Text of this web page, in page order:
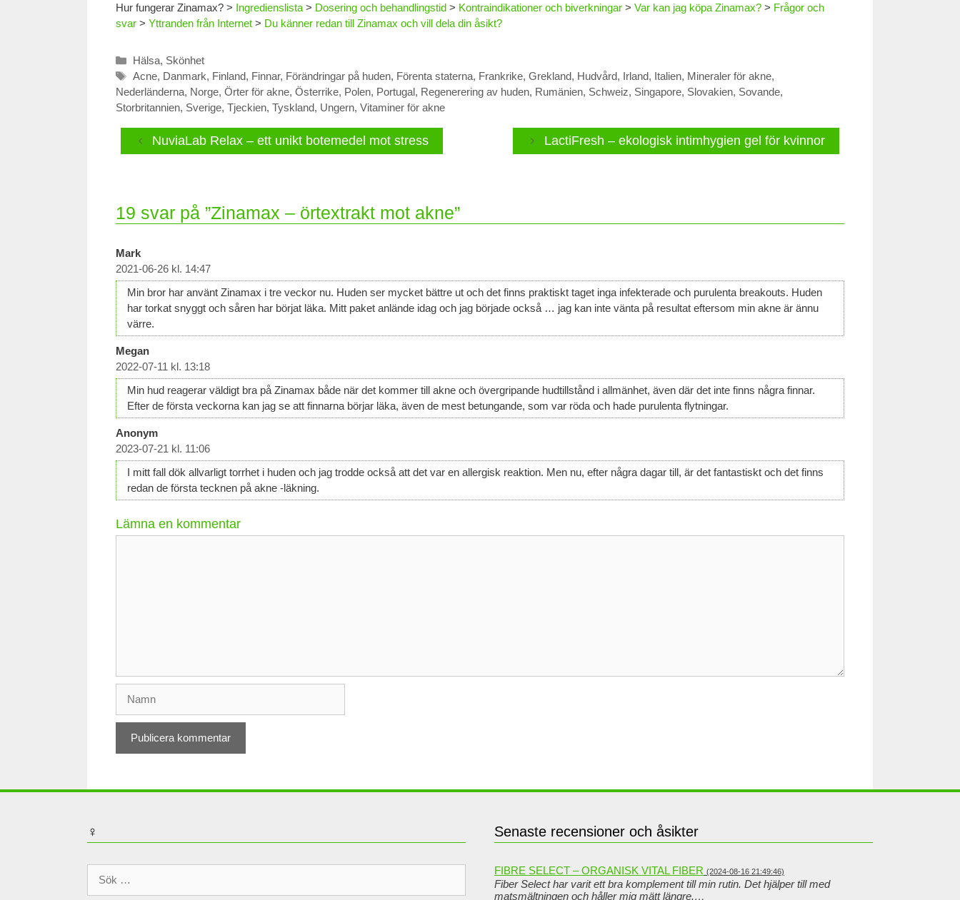
Hur fungerar Zinamax? > Ingredienslista > Dosering och behandlingstid > Kontraindikationer och biverkningar > Var kan jag köpa Zinamax? > Frågor och
svar > Yttranden från Internet > Du känner redan till Zinamax och vill dela din åsikt?
Kategorier
Hälsa, Skönhet
Etiketter
Acne, Danmark, Finland, Finnar, Förändringar på huden, Förenta staterna, Frankrike, Grekland, Hudvård, Irland, Italien, Mineraler för akne,
Nederländerna, Norge, Örter för akne, Österrike, Polen, Portugal, Regenerering av huden, Rumänien, Schweiz, Singapore, Slovakien, Sovande,
Storbritannien, Sverige, Tjeckien, Tyskland, Ungern, Vitaminer för akne
NuviaLab Relax – ett unikt botemedel mot stress LactiFresh – ekologisk intimhygien gel för kvinnor
19 svar på ”Zinamax – örtextrakt mot akne”
Mark
2021-06-26 kl. 14:47
Min bror har använt Zinamax i tre veckor nu. Huden ser mycket bättre ut och det finns praktiskt taget inga infekterade och purulenta breakouts. Huden
har torkat snyggt och såren har börjat läka. Mitt paket anlände idag och jag började också … jag kan inte vänta på resultat eftersom min akne är ännu
värre.
Megan
2022-07-11 kl. 13:18
Min hud reagerar väldigt bra på Zinamax både när det kommer till akne och övergripande hudtillstånd i allmänhet, även där det inte finns några finnar.
Efter de första veckorna kan jag se att finnarna börjar läka, även de mest betungande, som var röda och hade purulenta flytningar.
Anonym
2023-07-21 kl. 11:06
I mitt fall dök allvarligt torrhet i huden och jag trodde också att det var en allergisk reaktion. Men nu, efter några dagar till, är det fantastiskt och det finns
redan de första tecknen på akne -läkning.
Lämna en kommentar
♀ Senaste recensioner och åsikter
FIBRE SELECT – ORGANISK VITAL FIBER (2024-08-16 21:49:46)
Fiber Select har varit ett bra komplement till min rutin. Det hjälper till med
matsmältningen och håller mig mätt längre.…